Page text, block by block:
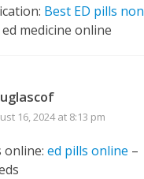
Best ED pills non
ed medicine online
16, 2024 at 8:13 pm
online: ed pills online –